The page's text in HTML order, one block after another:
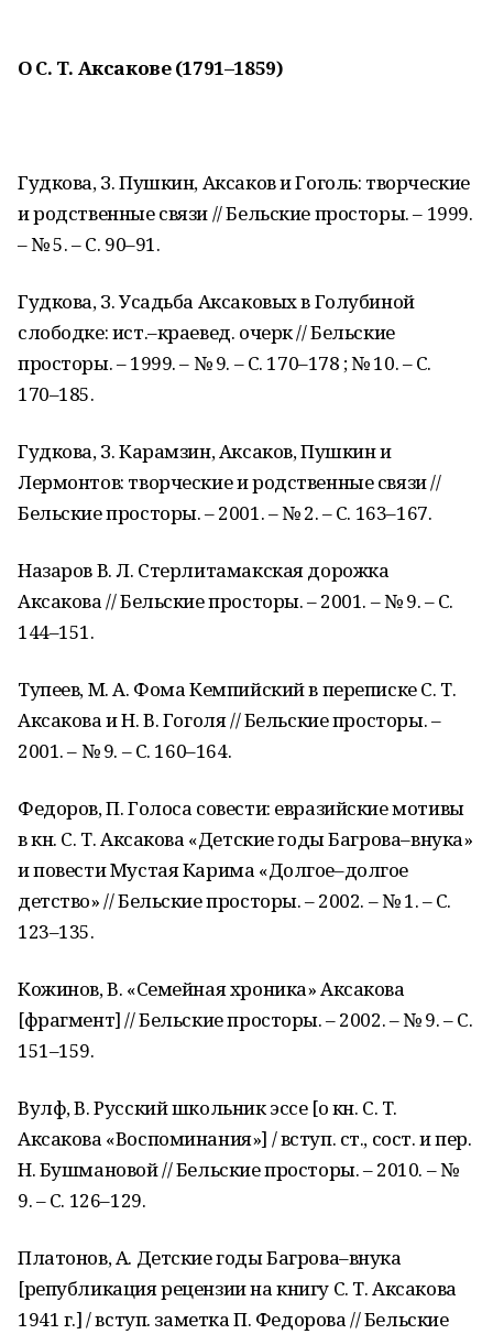
О С. Т. Аксакове (1791–1859)
Гудкова, З. Пушкин, Аксаков и Гоголь: творческие
и родственные связи // Бельские просторы. – 1999.
– № 5. – С. 90–91.
Гудкова, З. Усадьба Аксаковых в Голубиной
слободке: ист.–краевед. очерк // Бельские
просторы. – 1999. – № 9. – С. 170–178 ; № 10. – С.
170–185.
Гудкова, З. Карамзин, Аксаков, Пушкин и
Лермонтов: творческие и родственные связи //
Бельские просторы. – 2001. – № 2. – С. 163–167.
Назаров В. Л. Стерлитамакская дорожка
Аксакова // Бельские просторы. – 2001. – № 9. – С.
144–151.
Тупеев, М. А. Фома Кемпийский в переписке С. Т.
Аксакова и Н. В. Гоголя // Бельские просторы. –
2001. – № 9. – С. 160–164.
Федоров, П. Голоса совести: евразийские мотивы
в кн. С. Т. Аксакова «Детские годы Багрова–внука»
и повести Мустая Карима «Долгое–долгое
детство» // Бельские просторы. – 2002. – № 1. – С.
123–135.
Кожинов, В. «Семейная хроника» Аксакова
[фрагмент] // Бельские просторы. – 2002. – № 9. – С.
151–159.
Вулф, В. Русский школьник эссе [о кн. С. Т.
Аксакова «Воспоминания»] / вступ. ст., сост. и пер.
Н. Бушмановой // Бельские просторы. – 2010. – №
9. – С. 126–129.
Платонов, А. Детские годы Багрова–внука
[републикация рецензии на книгу С. Т. Аксакова
1941 г.] / вступ. заметка П. Федорова // Бельские